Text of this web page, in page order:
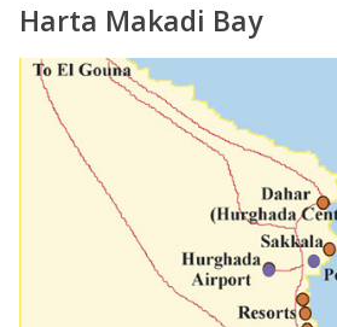
Harta Makadi Bay